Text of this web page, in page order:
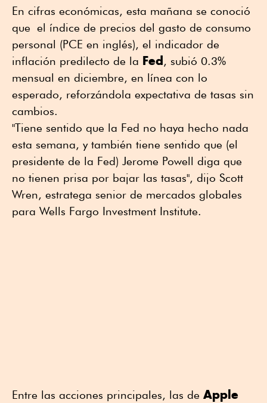
En cifras económicas, esta mañana se conoció
que el índice de precios del gasto de consumo
personal (PCE en inglés), el indicador de
inflación predilecto de la Fed , subió 0.3%
mensual en diciembre, en línea con lo
esperado, reforzándola expectativa de tasas sin
cambios.
"Tiene sentido que la Fed no haya hecho nada
esta semana, y también tiene sentido que (el
presidente de la Fed) Jerome Powell diga que
no tienen prisa por bajar las tasas", dijo Scott
Wren, estratega senior de mercados globales
para Wells Fargo Investment Institute.
Entre las acciones principales, las de Apple